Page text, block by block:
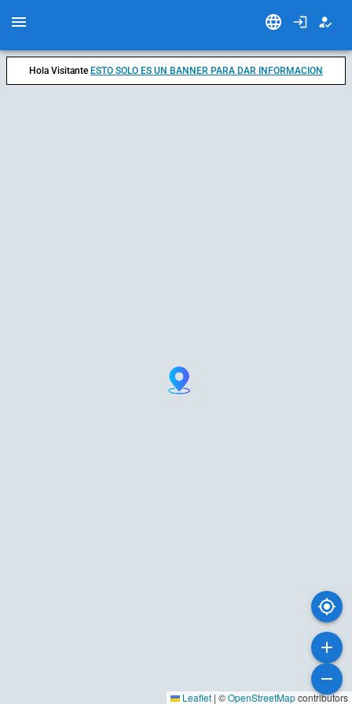
Leaflet | ©OpenStreetMapcontributors
Hola Visitante ESTO SOLO ES UN BANNER PARA DAR INFORMACION